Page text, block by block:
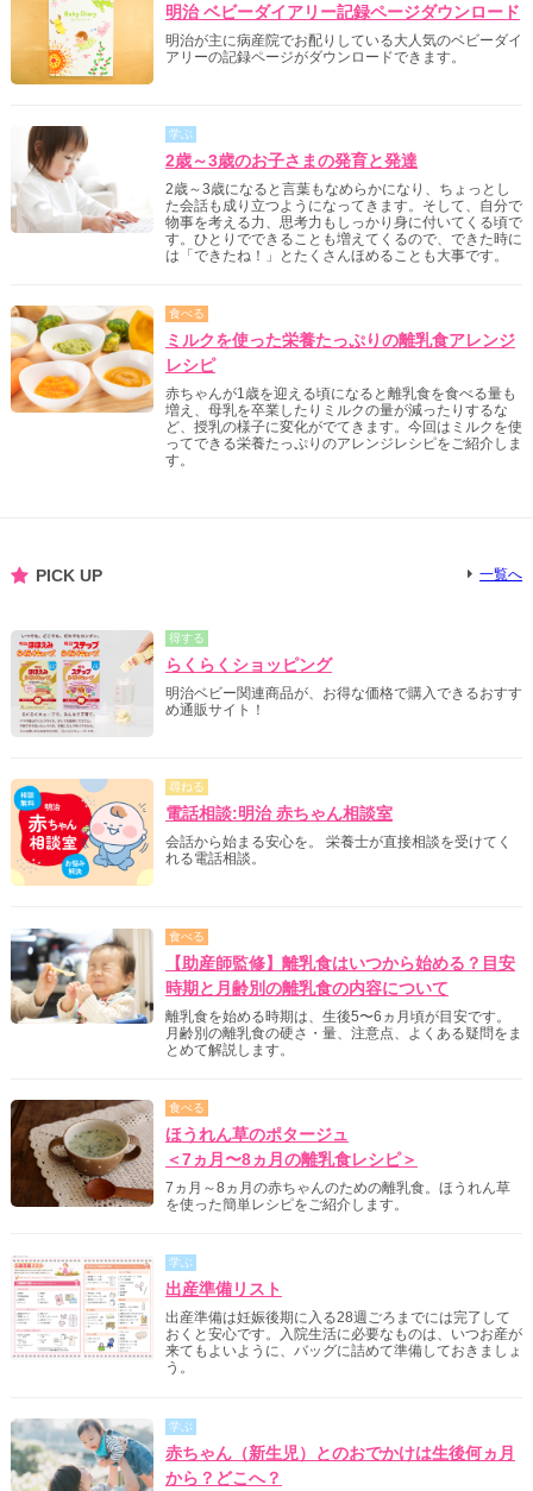
明治 ベビーダイアリー記録ページダウンロード
明治が主に病産院でお配りしている大人気のベビーダイ
アリーの記録ページがダウンロードできます。
学ぶ
2歳～3歳のお子さまの発育と発達
2歳～3歳になると言葉もなめらかになり、ちょっとし
た会話も成り立つようになってきます。そして、自分で
物事を考える力、思考力もしっかり身に付いてくる頃で
す。ひとりでできることも増えてくるので、できた時に
は「できたね！」とたくさんほめることも大事です。
食べる
ミルクを使った栄養たっぷりの離乳食アレンジ
レシピ
赤ちゃんが1歳を迎える頃になると離乳食を食べる量も
増え、母乳を卒業したりミルクの量が減ったりするな
ど、授乳の様子に変化がでてきます。今回はミルクを使
ってできる栄養たっぷりのアレンジレシピをご紹介しま
す。
PICK UP 一覧へ
得する
らくらくショッピング
明治ベビー関連商品が、お得な価格で購入できるおすす
め通販サイト！
尋ねる
電話相談:明治 赤ちゃん相談室
会話から始まる安心を。 栄養士が直接相談を受けてく
れる電話相談。
食べる
【助産師監修】離乳食はいつから始める？目安
時期と月齢別の離乳食の内容について
離乳食を始める時期は、生後5〜6ヵ月頃が目安です。
月齢別の離乳食の硬さ・量、注意点、よくある疑問をま
とめて解説します。
食べる
ほうれん草のポタージュ
＜7ヵ月〜8ヵ月の離乳食レシピ＞
7ヵ月～8ヵ月の赤ちゃんのための離乳食。ほうれん草
を使った簡単レシピをご紹介します。
学ぶ
出産準備リスト
出産準備は妊娠後期に入る28週ごろまでには完了して
おくと安心です。入院生活に必要なものは、いつお産が
来てもよいように、バッグに詰めて準備しておきましょ
う。
学ぶ
赤ちゃん（新生児）とのおでかけは生後何ヵ月
から？どこへ？